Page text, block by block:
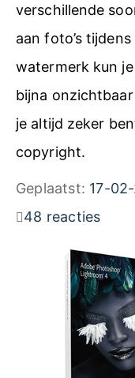
verschillende
aan foto’s
watermerk kun
bijna
je altijd zeker
copyright.
Geplaatst: 17-
48 reacties